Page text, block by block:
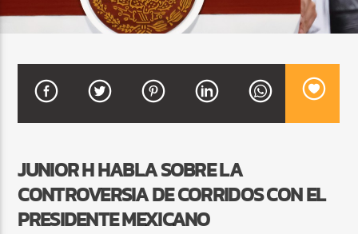
BALADAS Y VALLENATO
3:00 PM 5:00 PM
Beone Radio
JUNIOR H HABLA SOBRE LA
CONTROVERSIA DE CORRIDOS CON EL
PRESIDENTE MEXICANO